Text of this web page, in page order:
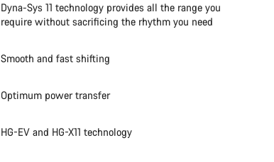
Dyna-Sys 11 technology provides all the range you
require without sacrificing the rhythm you need
Smooth and fast shifting
Optimum power transfer
HG-EV and HG-X11 technology